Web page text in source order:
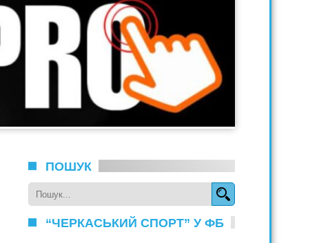
ПОШУК
“ЧЕРКАСЬКИЙ СПОРТ” У ФБ